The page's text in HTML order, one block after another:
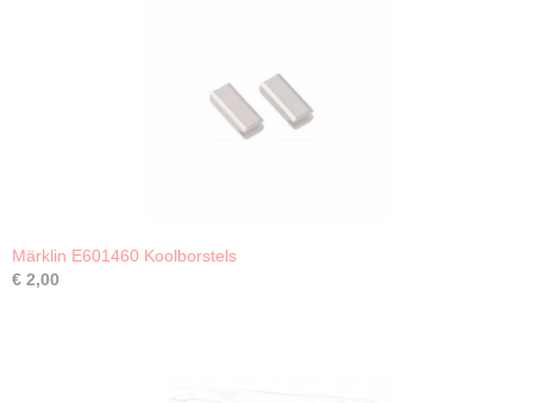
Märklin E601460 Koolborstels
€ 2,00